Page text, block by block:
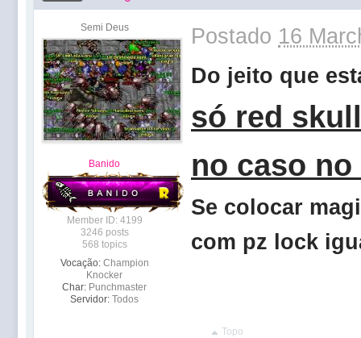
Semi Deus
Banido
Member ID: 4199
3246 posts
568 topics
Vocação: Champion
Knocker
Char: Punchmaster
Servidor: Todos
Postado 16
Do jeito que
só red
no caso
Se colocar
com pz lock
Topo